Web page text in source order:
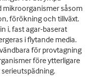
mikroorganismer såsom
förökning och tillväxt.
i, fast agar-baserat
i flytande media.
för provtagning
före ytterligare